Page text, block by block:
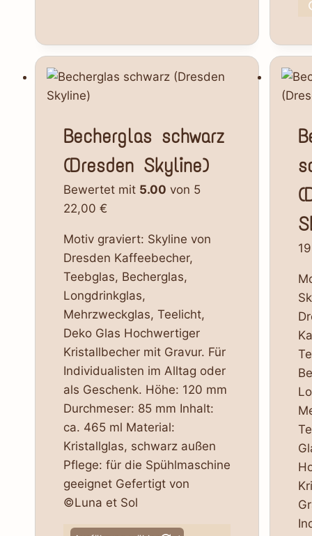
Becherglas schwarz
(Dresden Skyline)
Bewertet mit 5.00 von 5
22,00 €
Motiv graviert: Skyline von
Dresden Kaffeebecher,
Teebglas, Becherglas,
Longdrinkglas,
Mehrzweckglas, Teelicht,
Deko Glas Hochwertiger
Kristallbecher mit Gravur. Für
Individualisten im Alltag oder
als Geschenk. Höhe: 120 mm
Durchmeser: 85 mm Inhalt:
ca. 465 ml Material:
Kristallglas, schwarz außen
Pflege: für die Spühlmaschine
geeignet Gefertigt von
©Luna et Sol
Dieses